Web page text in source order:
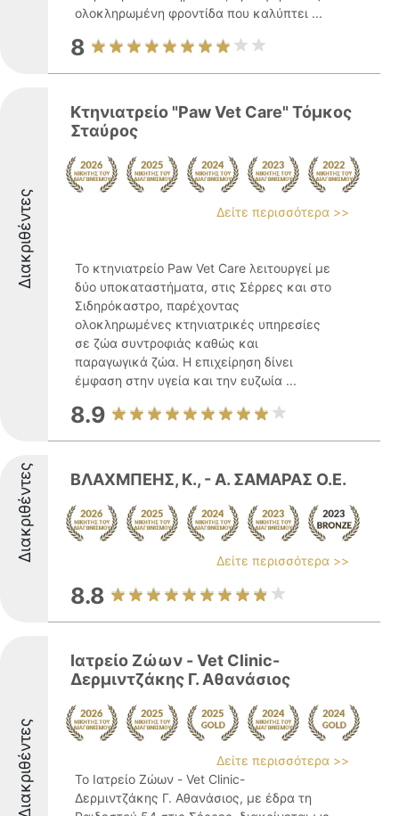
ολοκληρωμένη φροντίδα που καλύπτει ...
8
Διακριθέντες
Κτηνιατρείο "Paw Vet Care" Τόμκος
Σταύρος
Δείτε περισσότερα >>
Το κτηνιατρείο Paw Vet Care λειτουργεί με
δύο υποκαταστήματα, στις Σέρρες και στο
Σιδηρόκαστρο, παρέχοντας
ολοκληρωμένες κτηνιατρικές υπηρεσίες
σε ζώα συντροφιάς καθώς και
παραγωγικά ζώα. Η επιχείρηση δίνει
έμφαση στην υγεία και την ευζωία ...
8.9
Διακριθέντες ΒΛΑΧΜΠΕΗΣ, Κ., - Α. ΣΑΜΑΡΑΣ Ο.Ε.
Δείτε περισσότερα >>
8.8
Διακριθέντες
Ιατρείο Ζώων - Vet Clinic-
Δερμιντζάκης Γ. Αθανάσιος
Δείτε περισσότερα >>
Το Ιατρείο Ζώων - Vet Clinic-
Δερμιντζάκης Γ. Αθανάσιος, με έδρα τη